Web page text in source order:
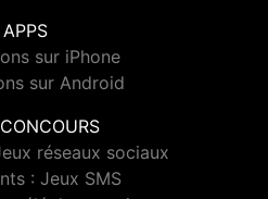
APPS
sur iPhone
sur Android
réseaux sociaux
: Jeux SMS